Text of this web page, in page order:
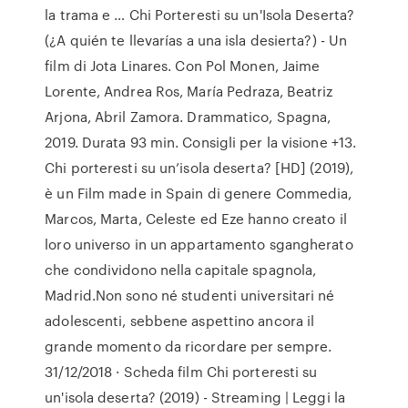
la trama e … Chi Porteresti su un'Isola Deserta?
(¿A quién te llevarías a una isla desierta?) - Un
film di Jota Linares. Con Pol Monen, Jaime
Lorente, Andrea Ros, María Pedraza, Beatriz
Arjona, Abril Zamora. Drammatico, Spagna,
2019. Durata 93 min. Consigli per la visione +13.
Chi porteresti su un’isola deserta? [HD] (2019),
è un Film made in Spain di genere Commedia,
Marcos, Marta, Celeste ed Eze hanno creato il
loro universo in un appartamento sgangherato
che condividono nella capitale spagnola,
Madrid.Non sono né studenti universitari né
adolescenti, sebbene aspettino ancora il
grande momento da ricordare per sempre.
31/12/2018 · Scheda film Chi porteresti su
un'isola deserta? (2019) - Streaming | Leggi la